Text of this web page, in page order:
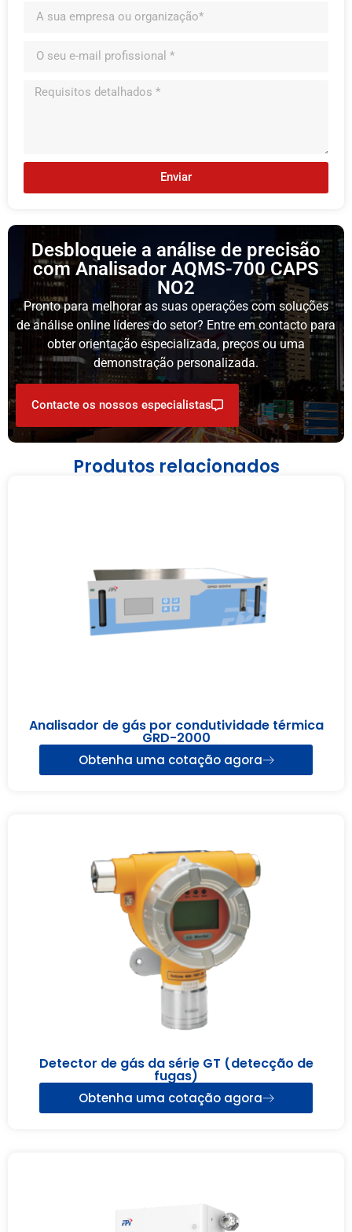
Enviar
Desbloqueie a análise de precisão
com Analisador AQMS-700 CAPS
NO2
Pronto para melhorar as suas operações com soluções
de análise online líderes do setor? Entre em contacto para
obter orientação especializada, preços ou uma
demonstração personalizada.
Contacte os nossos especialistas
Produtos relacionados
Analisador de gás por condutividade térmica
GRD-2000
Obtenha uma cotação agora
Detector de gás da série GT (detecção de
fugas)
Obtenha uma cotação agora